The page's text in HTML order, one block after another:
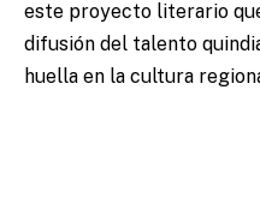
este proyecto literario
difusión del talento
huella en la cultura